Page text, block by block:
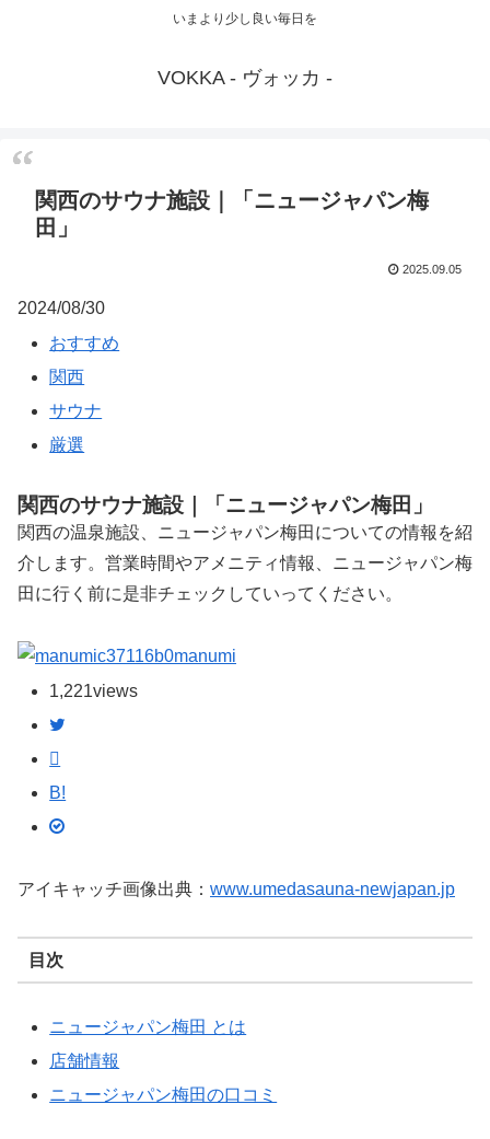
いまより少し良い毎日を
VOKKA - ヴォッカ -
関西のサウナ施設｜「ニュージャパン梅
田」
2025.09.05
2024/08/30
おすすめ
関西
サウナ
厳選
関西のサウナ施設｜「ニュージャパン梅田」
関西の温泉施設、ニュージャパン梅田についての情報を紹
介します。営業時間やアメニティ情報、ニュージャパン梅
田に行く前に是非チェックしていってください。
manumi
1,221views
B!
アイキャッチ画像出典： www.umedasauna-newjapan.jp
目次
ニュージャパン梅田 とは
店舗情報
ニュージャパン梅田の口コミ